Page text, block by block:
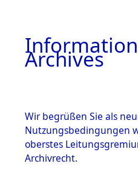
Archives
Wir begrüßen Sie als
Nutzungsbedingungen
oberstes
Archivrecht.